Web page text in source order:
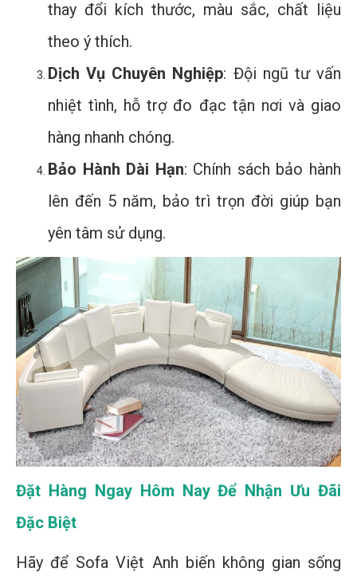
thay đổi kích thước, màu sắc, chất liệu
theo ý thích.
Dịch Vụ Chuyên Nghiệp: Đội ngũ tư vấn
nhiệt tình, hỗ trợ đo đạc tận nơi và giao
hàng nhanh chóng.
Bảo Hành Dài Hạn: Chính sách bảo hành
lên đến 5 năm, bảo trì trọn đời giúp bạn
yên tâm sử dụng.
Đặt Hàng Ngay Hôm Nay Để Nhận Ưu Đãi
Đặc Biệt
Hãy để Sofa Việt Anh biến không gian sống